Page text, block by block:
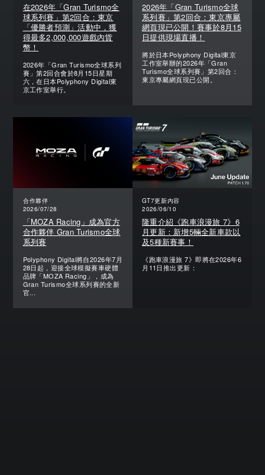
在2026年「Gran Turismo全
球系列賽」第2回合：東京
「優勝者預測」活動中，獲
得最多2,000,000遊戲內貨
幣！
2026年「Gran Turismo全球系列
賽」第2回合會於8月15日星期
六，在日本Polyphony Digital東
京工作室舉行。
2026年「Gran Turismo全球
系列賽」第2回合：東京專屬
網頁現已公開！賽事於8月15
日提供現場直播！
將於日本Polyphony Digital東京
工作室舉辦的2026年「Gran
Turismo全球系列賽」第2回合：
東京專屬網頁現已公開。
合作夥伴
2026/07/28
「MOZA Racing」成為官方
合作夥伴 Gran Turismo全球
系列賽
Polyphony Digital將自2026年7月
28日起，迎接全球模擬賽車硬體
品牌「MOZA Racing」，成為
Gran Turismo全球系列賽的全新
官...
GT7更新內容
2026/06/10
隆重介紹《跑車浪漫旅 7》6
月更新：新增5輛全新車款以
及5種新賽事！
《跑車浪漫旅 7》即將在2026年6
月11日推出更新：